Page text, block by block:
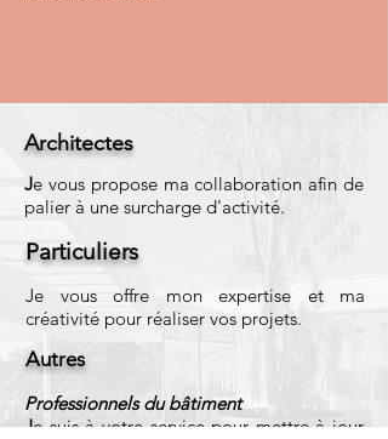
Particuliers
Je vous offre mon expertise et ma
créativité pour réaliser vos projets.
Architectes
Je vous propose ma collaboration afin de
palier à une surcharge d'activité.
Autres
Professionnels du bâtiment
Je suis à votre service pour mettre à jour